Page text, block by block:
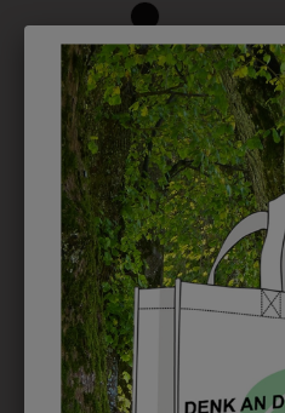
313182700010
HERREN-HOSE 5
POCKET RF
€ 72,90